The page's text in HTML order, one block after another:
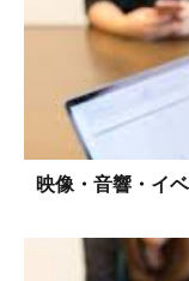
映像・音響・イ